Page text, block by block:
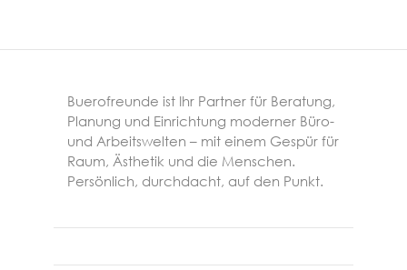
Buerofreunde ist Ihr Partner für Beratung,
Planung und Einrichtung moderner Büro-
und Arbeitswelten – mit einem Gespür für
Raum, Ästhetik und die Menschen.
Persönlich, durchdacht, auf den Punkt.